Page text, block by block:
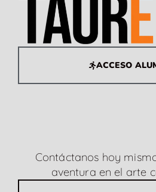
ACCESO
Contáctanos hoy
aventura en el arte